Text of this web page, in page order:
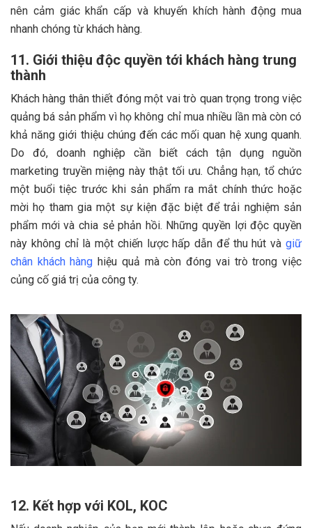
nên cảm giác khẩn cấp và khuyến khích hành động mua
nhanh chóng từ khách hàng.
11. Giới thiệu độc quyền tới khách hàng trung
thành
Khách hàng thân thiết đóng một vai trò quan trọng trong việc
quảng bá sản phẩm vì họ không chỉ mua nhiều lần mà còn có
khả năng giới thiệu chúng đến các mối quan hệ xung quanh.
Do đó, doanh nghiệp cần biết cách tận dụng nguồn
marketing truyền miệng này thật tối ưu. Chẳng hạn, tổ chức
một buổi tiệc trước khi sản phẩm ra mắt chính thức hoặc
mời họ tham gia một sự kiện đặc biệt để trải nghiệm sản
phẩm mới và chia sẻ phản hồi. Những quyền lợi độc quyền
này không chỉ là một chiến lược hấp dẫn để thu hút và giữ
chân khách hàng hiệu quả mà còn đóng vai trò trong việc
củng cố giá trị của công ty.
12. Kết hợp với KOL, KOC